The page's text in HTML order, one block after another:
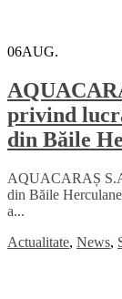
06AUG.
privind
din Băile
AQUACARAȘ
din Băile
a...
Actualitate, News,